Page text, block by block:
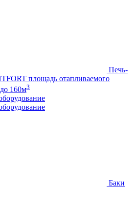
Печь-
площадь отапливаемого
160м3
Баки